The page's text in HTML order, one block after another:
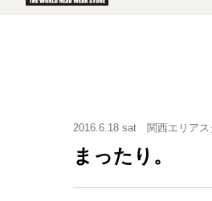
2016.6.18 sat 関西エリア
まったり。